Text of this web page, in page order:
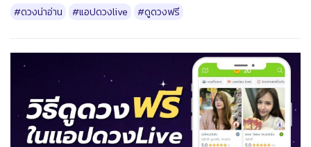
#ดวงน่าอ่าน #แอปดวงlive #ดูดวงฟรี